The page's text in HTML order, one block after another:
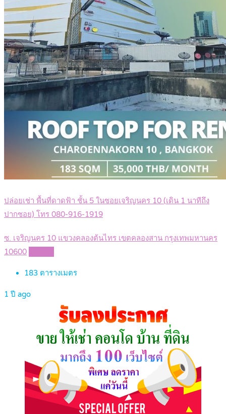
ปล่อยเช่า พื้นที่ดาดฟ้า ชั้น 5 ในซอยเจริญนคร 10 (เดิน 1 นาทีถึง
ปากซอย) โทร 080-916-1919
ซ. เจริญนคร 10 แขวงคลองต้นไทร เขตคลองสาน กรุงเทพมหานคร
10600
183 ตารางเมตร
1 ปี ago